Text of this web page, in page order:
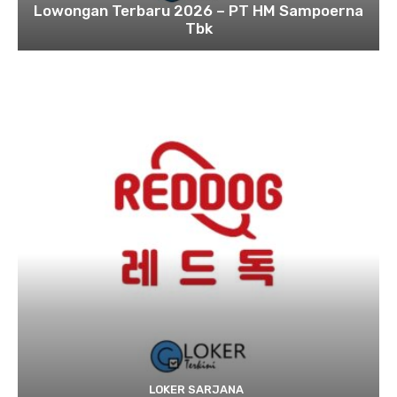
Lowongan Terbaru 2026 – PT HM Sampoerna
Tbk
LOKER SARJANA